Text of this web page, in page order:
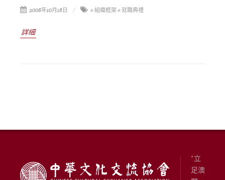
2008年10月18日 # 組織框架 # 就職典禮
詳細
“立
足澳